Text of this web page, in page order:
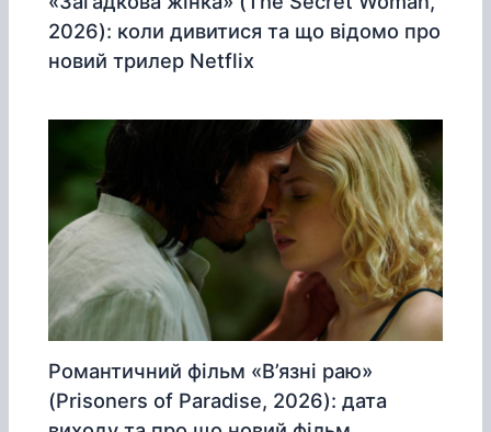
2026): коли дивитися та що відомо про
новий трилер Netflix
Романтичний фільм «В’язні раю»
(Prisoners of Paradise, 2026): дата